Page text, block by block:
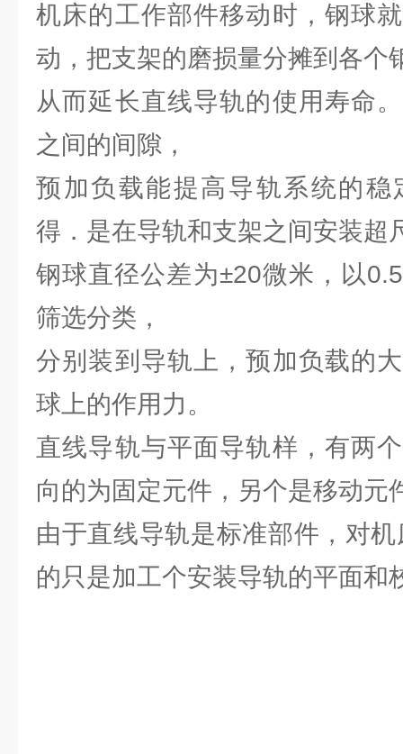
机床的工作部件移动时，钢球
动，把支架的磨损量分摊到各个
从而延长直线导轨的使用寿命
之间的间隙，
预加负载能提高导轨系统的稳
得．是在导轨和支架之间安装超
钢球直径公差为±20微米，以
筛选分类，
分别装到导轨上，预加负载的
球上的作用力。
直线导轨与平面导轨样，有两
向的为固定元件，另个是移动元
由于直线导轨是标准部件，对
的只是加工个安装导轨的平面和